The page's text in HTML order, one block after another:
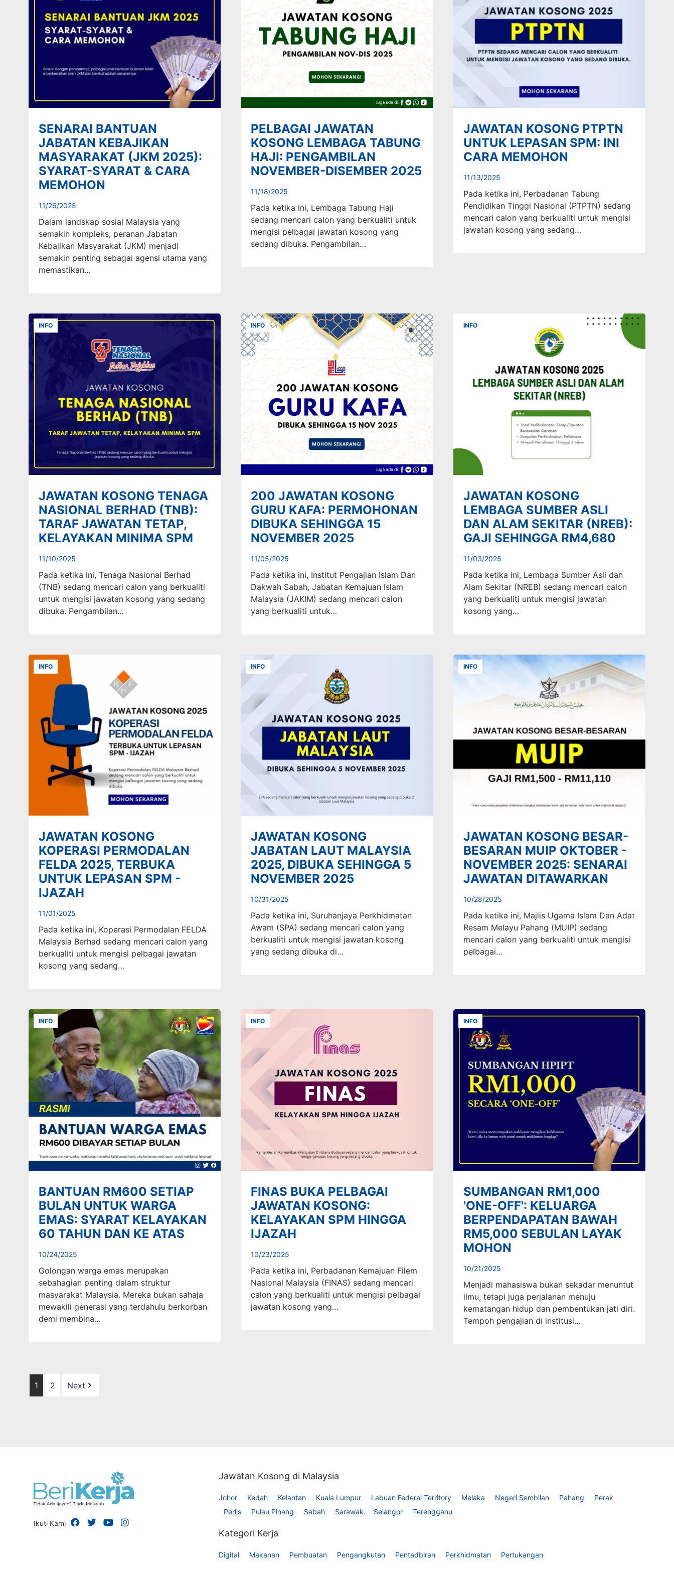
SENARAI BANTUAN
JABATAN KEBAJIKAN
MASYARAKAT (JKM 2025):
SYARAT-SYARAT & CARA
MEMOHON
11/26/2025
Dalam landskap sosial Malaysia yang
semakin kompleks, peranan Jabatan
Kebajikan Masyarakat (JKM) menjadi
semakin penting sebagai agensi utama yang
memastikan…
PELBAGAI JAWATAN
KOSONG LEMBAGA TABUNG
HAJI: PENGAMBILAN
NOVEMBER-DISEMBER 2025
11/18/2025
Pada ketika ini, Lembaga Tabung Haji
sedang mencari calon yang berkualiti untuk
mengisi pelbagai jawatan kosong yang
sedang dibuka. Pengambilan…
JAWATAN KOSONG PTPTN
UNTUK LEPASAN SPM: INI
CARA MEMOHON
11/13/2025
Pada ketika ini, Perbadanan Tabung
Pendidikan Tinggi Nasional (PTPTN) sedang
mencari calon yang berkualiti untuk mengisi
jawatan kosong yang sedang…
INFO
JAWATAN KOSONG TENAGA
NASIONAL BERHAD (TNB):
TARAF JAWATAN TETAP,
KELAYAKAN MINIMA SPM
11/10/2025
Pada ketika ini, Tenaga Nasional Berhad
(TNB) sedang mencari calon yang berkualiti
untuk mengisi jawatan kosong yang sedang
dibuka. Pengambilan…
INFO
200 JAWATAN KOSONG
GURU KAFA: PERMOHONAN
DIBUKA SEHINGGA 15
NOVEMBER 2025
11/05/2025
Pada ketika ini, Institut Pengajian Islam Dan
Dakwah Sabah, Jabatan Kemajuan Islam
Malaysia (JAKIM) sedang mencari calon
yang berkualiti untuk…
INFO
JAWATAN KOSONG
LEMBAGA SUMBER ASLI
DAN ALAM SEKITAR (NREB):
GAJI SEHINGGA RM4,680
11/03/2025
Pada ketika ini, Lembaga Sumber Asli dan
Alam Sekitar (NREB) sedang mencari calon
yang berkualiti untuk mengisi jawatan
kosong yang…
INFO
JAWATAN KOSONG
KOPERASI PERMODALAN
FELDA 2025, TERBUKA
UNTUK LEPASAN SPM -
IJAZAH
11/01/2025
Pada ketika ini, Koperasi Permodalan FELDA
Malaysia Berhad sedang mencari calon yang
berkualiti untuk mengisi pelbagai jawatan
kosong yang sedang…
INFO
JAWATAN KOSONG
JABATAN LAUT MALAYSIA
2025, DIBUKA SEHINGGA 5
NOVEMBER 2025
10/31/2025
Pada ketika ini, Suruhanjaya Perkhidmatan
Awam (SPA) sedang mencari calon yang
berkualiti untuk mengisi jawatan kosong
yang sedang dibuka di…
INFO
JAWATAN KOSONG BESAR-
BESARAN MUIP OKTOBER -
NOVEMBER 2025: SENARAI
JAWATAN DITAWARKAN
10/28/2025
Pada ketika ini, Majlis Ugama Islam Dan Adat
Resam Melayu Pahang (MUIP) sedang
mencari calon yang berkualiti untuk mengisi
pelbagai…
INFO
BANTUAN RM600 SETIAP
BULAN UNTUK WARGA
EMAS: SYARAT KELAYAKAN
60 TAHUN DAN KE ATAS
10/24/2025
Golongan warga emas merupakan
sebahagian penting dalam struktur
masyarakat Malaysia. Mereka bukan sahaja
mewakili generasi yang terdahulu berkorban
demi membina…
INFO
FINAS BUKA PELBAGAI
JAWATAN KOSONG:
KELAYAKAN SPM HINGGA
IJAZAH
10/23/2025
Pada ketika ini, Perbadanan Kemajuan Filem
Nasional Malaysia (FINAS) sedang mencari
calon yang berkualiti untuk mengisi pelbagai
jawatan kosong yang…
INFO
SUMBANGAN RM1,000
'ONE-OFF': KELUARGA
BERPENDAPATAN BAWAH
RM5,000 SEBULAN LAYAK
MOHON
10/21/2025
Menjadi mahasiswa bukan sekadar menuntut
ilmu, tetapi juga perjalanan menuju
kematangan hidup dan pembentukan jati diri.
Tempoh pengajian di institusi…
1 2 Next
Ikuti Kami
Jawatan Kosong di Malaysia
Johor Kedah Kelantan Kuala Lumpur Labuan Federal Territory Melaka Negeri Sembilan Pahang
Perak
Perlis
Pulau Pinang Sabah Sarawak Selangor Terengganu
Kategori Kerja
Digital Makanan Pembuatan Pengangkutan Pentadbiran Perkhidmatan Pertukangan